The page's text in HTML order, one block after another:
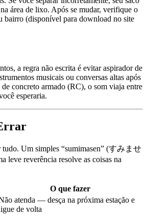
área de lixo. Após se mudar, verifique o
bairro (disponível para download no site
a regra não escrita é evitar aspirador de
musicais ou conversas altas após
concreto armado (RC), o som viaja entre
esperaria.
tudo. Um simples “sumimasen” (すみませ
leve reverência resolve as coisas na
O que fazer
atenda — desça na próxima estação e
de volta